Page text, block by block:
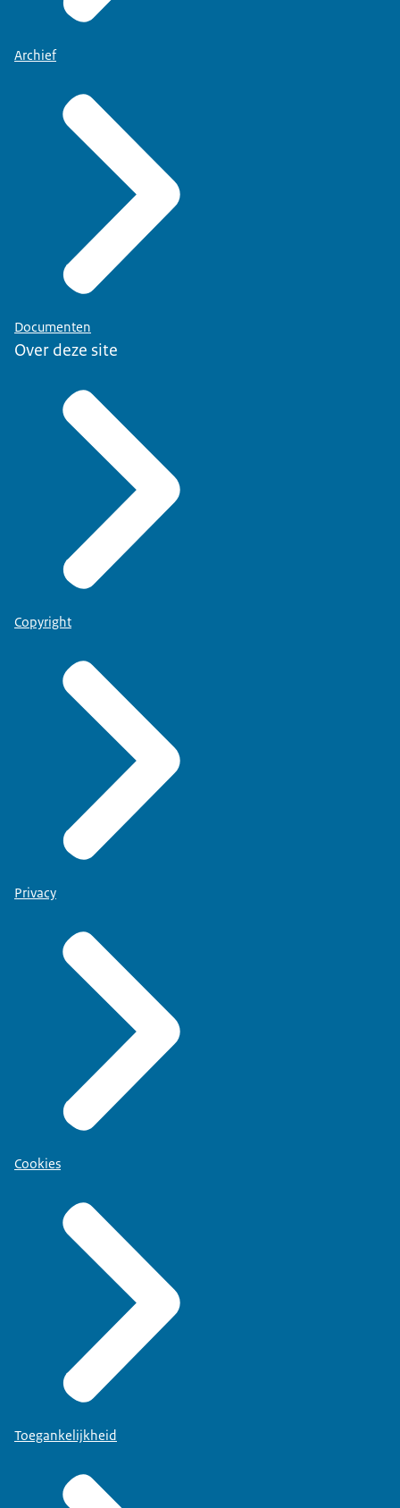
Archief
Documenten
Over deze site
Copyright
Privacy
Cookies
Toegankelijkheid